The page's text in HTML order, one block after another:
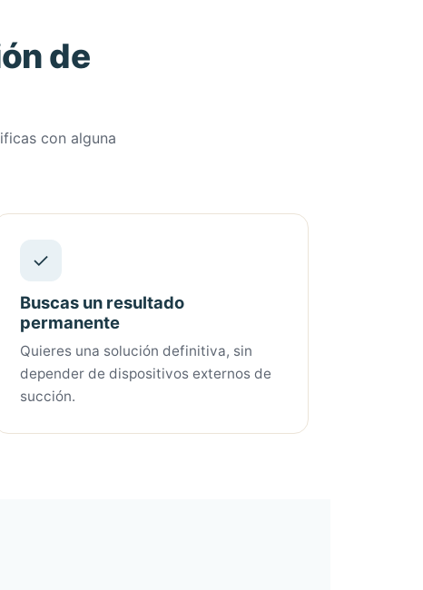
de
con alguna
✓
Buscas un resultado
permanente
Quieres una solución definitiva, sin
depender de dispositivos externos de
succión.